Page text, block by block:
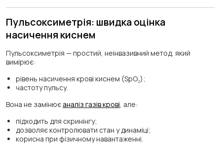
Пульсоксиметрія: швидка оцінка
насичення киснем
Пульсоксиметрія — простий, неінвазивний метод, який
вимірює:
рівень насичення крові киснем (SpO₂);
частоту пульсу.
Вона не замінює аналіз газів крові , але:
підходить для скринінгу;
дозволяє контролювати стан у динаміці;
корисна при фізичному навантаженні.